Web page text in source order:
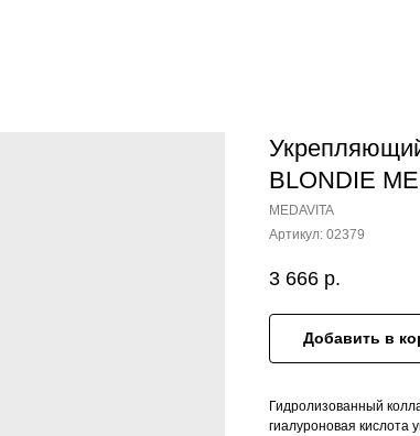
BLONDIE
MEDAVITA
Артикул: 02379
3 666 р.
Добавить в
Гидролизованный
гиалуроновая кислота